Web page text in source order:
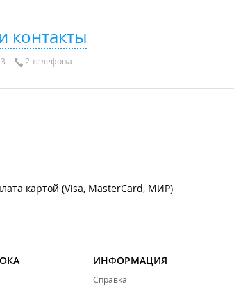
контакты
2 телефона
картой (Visa, MasterCard, МИР)
ИНФОРМАЦИЯ
Справка